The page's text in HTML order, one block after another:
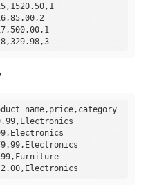
1004,2024-01-18,329.98,3